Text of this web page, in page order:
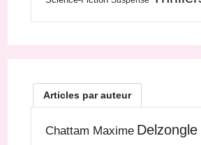
Articles par auteur
Chattam Maxime